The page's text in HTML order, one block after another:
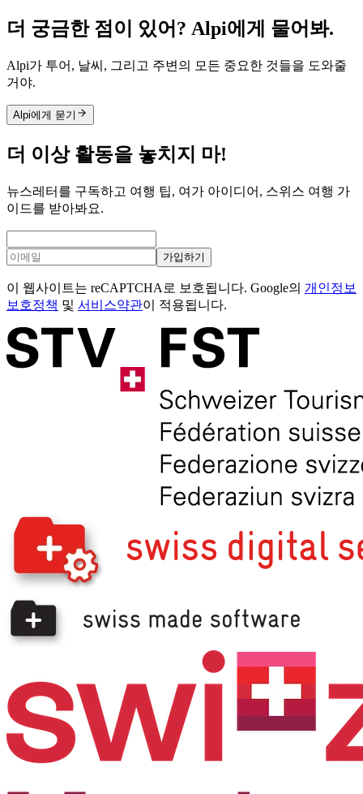
더 궁금한 점이 있어? Alpi에게 물어봐.
Alpi가 투어, 날씨, 그리고 주변의 모든 중요한 것들을 도와줄
거야.
Alpi에게 묻기
더 이상 활동을 놓치지 마!
뉴스레터를 구독하고 여행 팁, 여가 아이디어, 스위스 여행 가
이드를 받아봐요.
가입하기
이 웹사이트는 reCAPTCHA로 보호됩니다. Google의 개인정보
보호정책 및 서비스약관이 적용됩니다.